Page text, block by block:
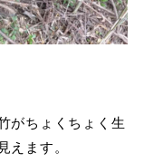
がちょくちょく生
ます。